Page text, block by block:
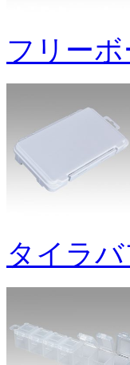
フリー
タイラ